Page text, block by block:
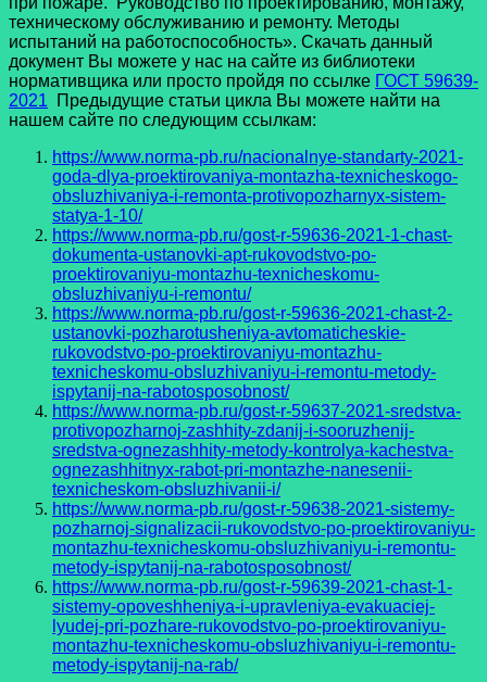
техническому обслуживанию и ремонту. Методы
испытаний на работоспособность». Скачать данный
документ Вы можете у нас на сайте из библиотеки
нормативщика или просто пройдя по ссылке ГОСТ 59639-
2021
Предыдущие статьи цикла Вы можете найти на
нашем сайте по следующим ссылкам:
https://www.norma-pb.ru/nacionalnye-standarty-2021-
goda-dlya-proektirovaniya-montazha-texnicheskogo-
obsluzhivaniya-i-remonta-protivopozharnyx-sistem-
statya-1-10/
https://www.norma-pb.ru/gost-r-59636-2021-1-chast-
dokumenta-ustanovki-apt-rukovodstvo-po-
proektirovaniyu-montazhu-texnicheskomu-
obsluzhivaniyu-i-remontu/
https://www.norma-pb.ru/gost-r-59636-2021-chast-2-
ustanovki-pozharotusheniya-avtomaticheskie-
rukovodstvo-po-proektirovaniyu-montazhu-
texnicheskomu-obsluzhivaniyu-i-remontu-metody-
ispytanij-na-rabotosposobnost/
https://www.norma-pb.ru/gost-r-59637-2021-sredstva-
protivopozharnoj-zashhity-zdanij-i-sooruzhenij-
sredstva-ognezashhity-metody-kontrolya-kachestva-
ognezashhitnyx-rabot-pri-montazhe-nanesenii-
texnicheskom-obsluzhivanii-i/
https://www.norma-pb.ru/gost-r-59638-2021-sistemy-
pozharnoj-signalizacii-rukovodstvo-po-proektirovaniyu-
montazhu-texnicheskomu-obsluzhivaniyu-i-remontu-
metody-ispytanij-na-rabotosposobnost/
https://www.norma-pb.ru/gost-r-59639-2021-chast-1-
sistemy-opoveshheniya-i-upravleniya-evakuaciej-
lyudej-pri-pozhare-rukovodstvo-po-proektirovaniyu-
montazhu-texnicheskomu-obsluzhivaniyu-i-remontu-
metody-ispytanij-na-rab/